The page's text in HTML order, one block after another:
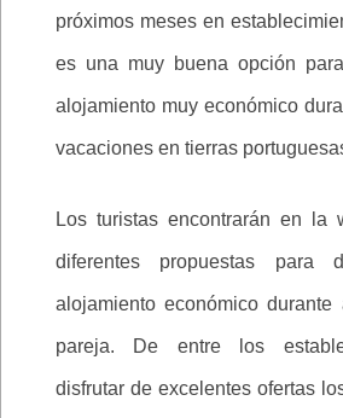
próximos meses en
es una muy buena opción
alojamiento muy económico
vacaciones en tierras
Los turistas encontrarán en la
diferentes propuestas para
alojamiento económico
pareja. De entre los
disfrutar de excelentes ofertas